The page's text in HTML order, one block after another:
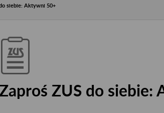
siebie: Aktywni 50+
ZUS do siebie: